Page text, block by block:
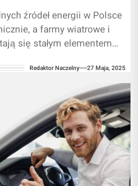
źródeł energii w Polsce
a farmy wiatrowe i
się stałym elementem
Redaktor Naczelny 27 Maja, 2025